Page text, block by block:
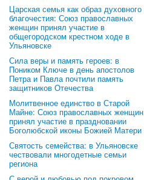
Царская семья как образ духовного
благочестия: Союз православных
женщин принял участие в
общегородском крестном ходе в
Ульяновске
Сила веры и память героев: в
Поником Ключе в день апостолов
Петра и Павла почтили память
защитников Отечества
Молитвенное единство в Старой
Майне: Союз православных женщин
принял участие в праздновании
Боголюбской иконы Божией Матери
Святость семейства: в Ульяновске
чествовали многодетные семьи
региона